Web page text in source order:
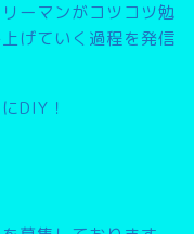
ーマンがコツコツ勉
げていく過程を発信
DIY！